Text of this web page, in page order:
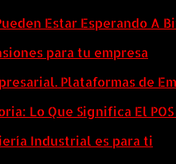
Estar Esperando A
para tu empresa
Plataformas de
Lo Que Significa El
Industrial es para ti